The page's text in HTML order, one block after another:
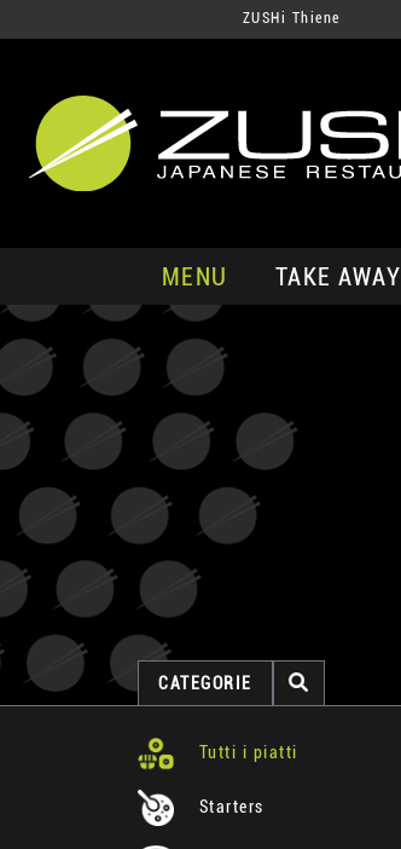
ZUSHi Thiene
MENU TAKE AWAY
CATEGORIE
Tutti i piatti
Starters